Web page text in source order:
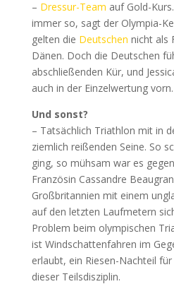
– Dressur-Team auf Gold-
immer so, sagt der Olympia-
gelten die Deutschen nicht als
Dänen. Doch die Deutschen
abschließenden Kür, und
auch in der Einzelwertung vorn.
Und sonst?
– Tatsächlich Triathlon mit in
ziemlich reißenden Seine. So
ging, so mühsam war es
Französin Cassandre
Großbritannien mit einem
auf den letzten Laufmetern
Problem beim olympischen
ist Windschattenfahren im
erlaubt, ein Riesen-Nachteil
dieser Teilsdisziplin.